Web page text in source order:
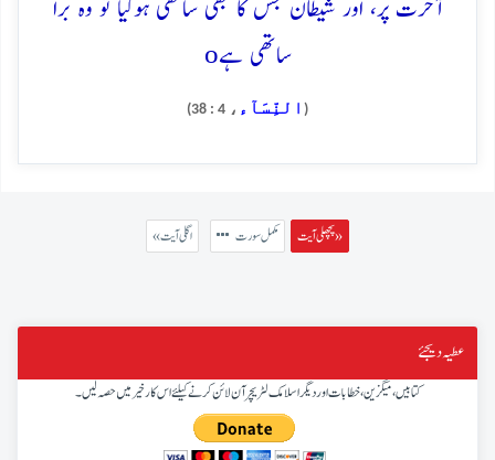
آخرت پر، اور شیطان جس کا بھی ساتھی ہوگیا تو وہ برا
ساتھی ہےo
( النِّسَآء ، 4 : 38)
پچھلی آیت » مکمل سورت « اگلی آیت
عطیہ دیجئے
کتابیں، میگزین، خطابات اور دیگر اسلامک لٹریچر آن لائن کرنے کیلئے اس کار خیر میں حصہ لیں۔